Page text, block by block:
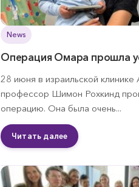
News
Операция Омара прошла
28 июня в израильской клинике
профессор Шимон Рохкинд
операцию. Она была очень...
Читать далее